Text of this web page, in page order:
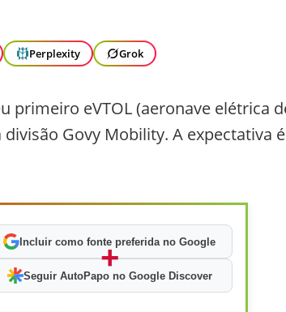
Perplexity Grok
primeiro eVTOL (aeronave elétrica
Govy Mobility. A expectativa é
Incluir como fonte preferida no Google
+
Seguir AutoPapo no Google Discover